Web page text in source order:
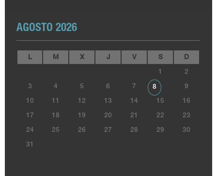
AGOSTO 2026
L M X J V S D
1 2
3 4 5 6 7 8 9
10 11 12 13 14 15 16
17 18 19 20 21 22 23
24 25 26 27 28 29 30
31